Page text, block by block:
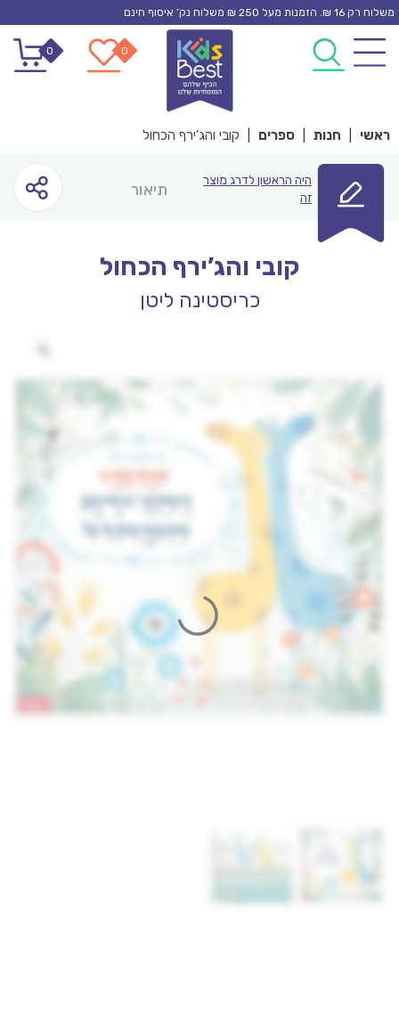
Skip
content
משלוח רק 16 ₪. הזמנות מעל 250 ₪ משלוח נק’ איסוף חינם
0
0
ראשי חנות ספרים קובי והג’ירף הכחול
היה הראשון לדרג מוצר
זה
תיאור
קובי והג’ירף הכחול
כריסטינה ליטן